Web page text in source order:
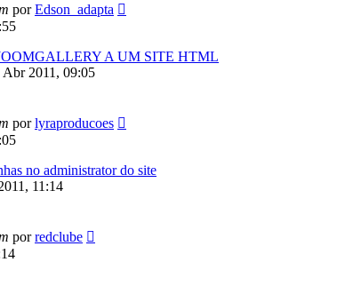
porEdson_adapta
A UM SITE HTML
Abr 2011, 09:05
porlyraproducoes
no administrator do site
11:14
porredclube